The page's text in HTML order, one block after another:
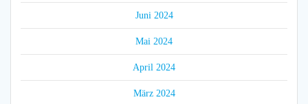
Juni 2024
Mai 2024
April 2024
März 2024